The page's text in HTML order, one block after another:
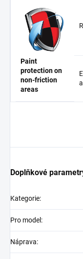
Paint
protection on
non-friction
areas
Doplňkové
Kategorie:
Pro model :
Náprava: